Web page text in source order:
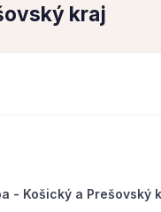
kraj
- Košický a Prešovský